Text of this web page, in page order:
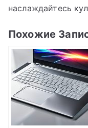
наслаждайтесь
Похожие